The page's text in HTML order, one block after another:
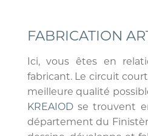
FABRICATION
Ici, vous êtes en
fabricant. Le circuit
meilleure qualité
KREAIODse trouvent
département du